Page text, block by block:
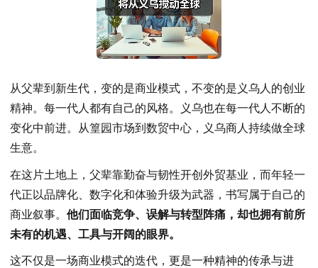
从父辈到新生代，变的是商业模式，不变的是义乌人的创业
精神。每一代人都有自己的风格。义乌也在每一代人不断的
变化中前进。从篁园市场到数贸中心，义乌商人持续做全球
生意。
在这片土地上，父辈靠勤奋与韧性开创外贸基业，而年轻一
代正以品牌化、数字化和体验升级为武器，书写属于自己的
商业叙事。 他们面临竞争、误解与转型阵痛，却也拥有前所
未有的机遇、工具与开阔的眼界。
这不仅是一场商业模式的迭代，更是一种精神的传承与进